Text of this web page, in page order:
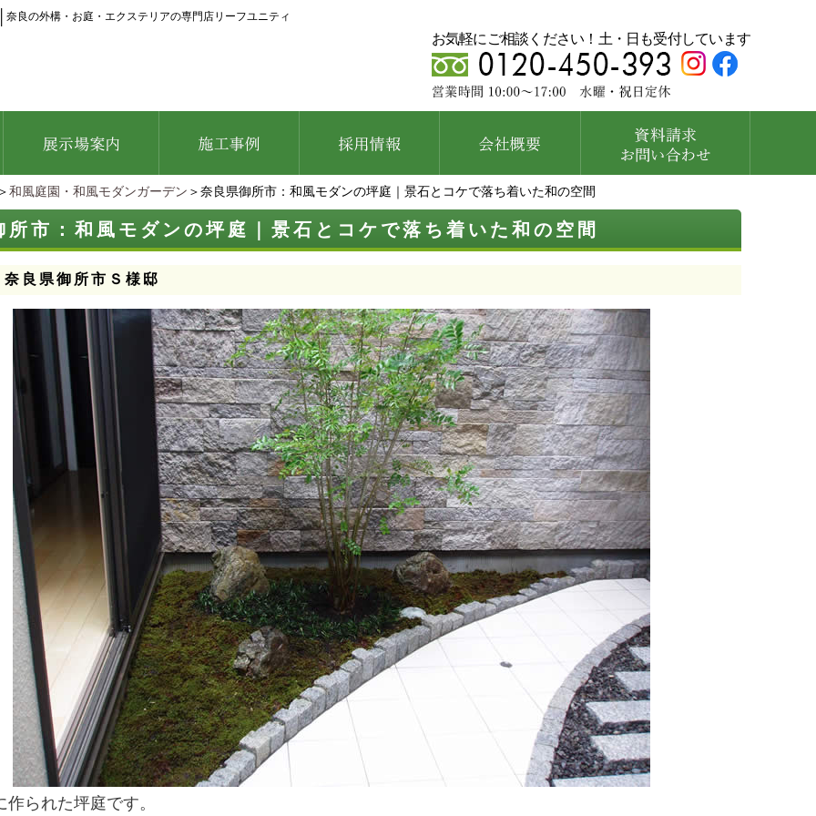
奈良の外構・お庭・エクステリアの専門店リーフユニティ
お気軽にご相談ください！土・日も受付しています
和風庭園・和風モダンガーデン ＞奈良県御所市：和風モダンの坪庭｜景石とコケで落ち着いた和の空間
所市：和風モダンの坪庭｜景石とコケで落ち着いた和の空間
良県御所市Ｓ様邸
作られた坪庭です。